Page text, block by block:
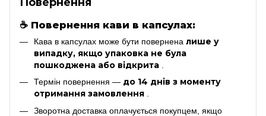
☕ Повернення кави в капсулах:
Кава в капсулах може бути повернена лише у
випадку, якщо упаковка не була
пошкоджена або відкрита
Термін повернення — до 14 днів з моменту
отримання замовлення .
Зворотна доставка оплачується покупцем, якщо